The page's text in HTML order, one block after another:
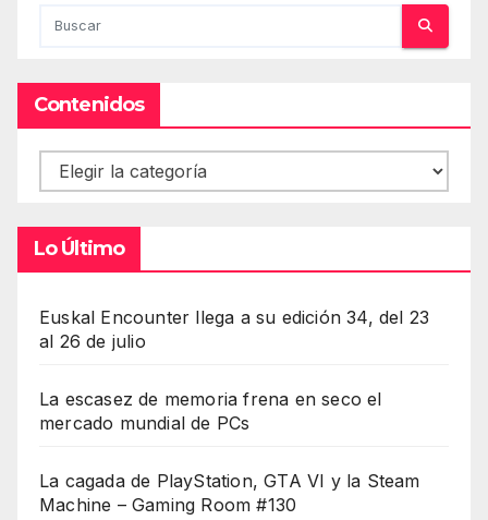
Contenidos
Contenidos
Lo Último
Euskal Encounter llega a su edición 34, del 23
al 26 de julio
La escasez de memoria frena en seco el
mercado mundial de PCs
La cagada de PlayStation, GTA VI y la Steam
Machine – Gaming Room #130